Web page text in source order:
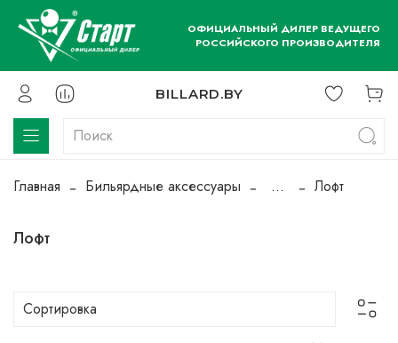
ОФИЦИАЛЬНЫЙ ДИЛЕР ВЕДУЩЕГО
РОССИЙСКОГО ПРОИЗВОДИТЕЛЯ
BILLARD.BY
Главная Бильярдные аксессуары ... Лофт
Лофт